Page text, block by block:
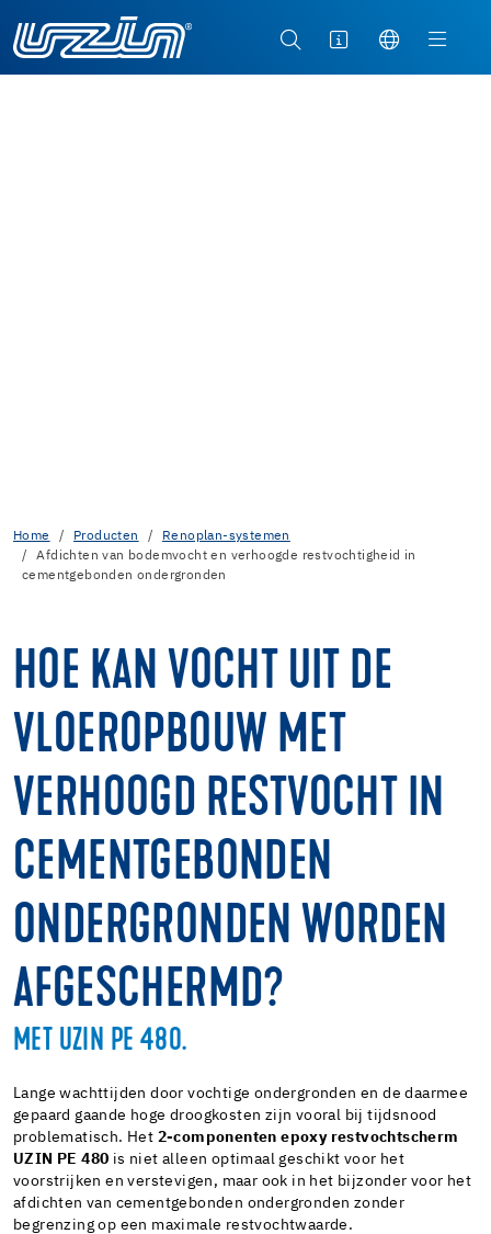
Home Producten
Renoplan-systemen
Afdichten van bodemvocht en verhoogde restvochtigheid in
cementgebonden ondergronden
HOE KAN VOCHT UIT DE
VLOEROPBOUW MET
VERHOOGD RESTVOCHT IN
CEMENTGEBONDEN
ONDERGRONDEN WORDEN
AFGESCHERMD?
MET UZIN PE 480.
Lange wachttijden door vochtige ondergronden en de daarmee
gepaard gaande hoge droogkosten zijn vooral bij tijdsnood
problematisch. Het 2-componenten epoxy restvochtscherm
UZIN PE 480 is niet alleen optimaal geschikt voor het
voorstrijken en verstevigen, maar ook in het bijzonder voor het
afdichten van cementgebonden ondergronden zonder
begrenzing op een maximale restvochtwaarde.